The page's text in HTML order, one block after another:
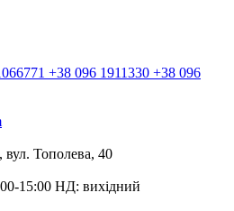
+38 096 1911330 +38 096
вул. Тополева, 40
15:00 НД: вихідний